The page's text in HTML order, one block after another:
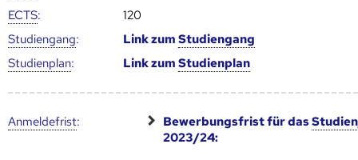
ECTS:
120
Studien­gang: Link zumStudien­gang
Studien­plan: Link zumStudien­plan
Anmelde­frist: Bewerbungsfrist für das
2023/24: